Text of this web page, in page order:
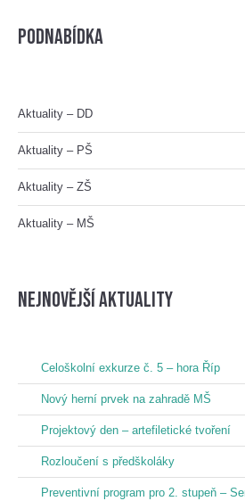
Podnabídka
Aktuality – DD
Aktuality – PŠ
Aktuality – ZŠ
Aktuality – MŠ
nejnovější aktuality
Celoškolní exkurze č. 5 – hora Říp
Nový herní prvek na zahradě MŠ
Projektový den – artefiletické tvoření
Rozloučení s předškoláky
Preventivní program pro 2. stupeň –